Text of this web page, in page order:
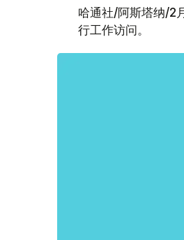
哈通社/阿斯塔纳/2
行工作访问。